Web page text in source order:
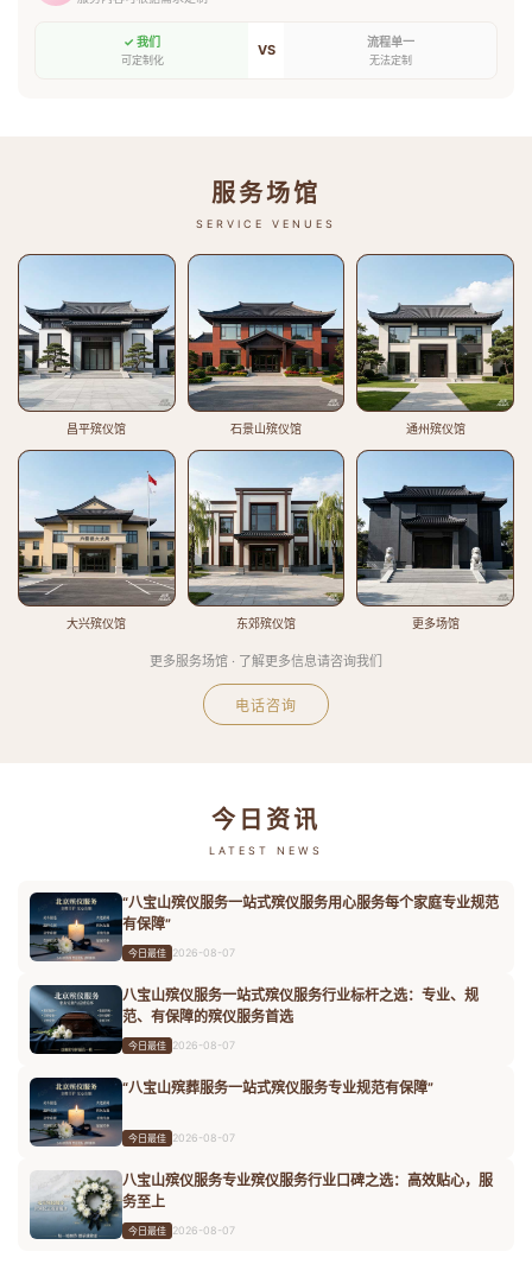
✓ 我们
可定制化
VS 流程单一
无法定制
服务场馆
SERVICE VENUES
昌平殡仪馆 石景山殡仪馆 通州殡仪馆
大兴殡仪馆 东郊殡仪馆 更多场馆
更多服务场馆 · 了解更多信息请咨询我们
电话咨询
今日资讯
LATEST NEWS
“八宝山殡仪服务一站式殡仪服务用心服务每个家庭专业规范
有保障”
今日最佳 2026-08-07
八宝山殡仪服务一站式殡仪服务行业标杆之选：专业、规
范、有保障的殡仪服务首选
今日最佳 2026-08-07
“八宝山殡葬服务一站式殡仪服务专业规范有保障”
今日最佳 2026-08-07
八宝山殡仪服务专业殡仪服务行业口碑之选：高效贴心，服
务至上
今日最佳 2026-08-07